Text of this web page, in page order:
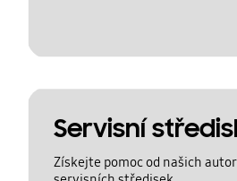
Servisní
Získejte pomoc od našich